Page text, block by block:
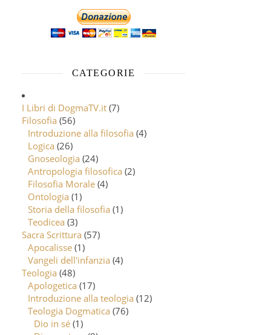
CATEGORIE
I Libri di DogmaTV.it (7)
Filosofia (56)
Introduzione alla filosofia (4)
Logica (26)
Gnoseologia (24)
Antropologia filosofica (2)
Filosofia Morale (4)
Ontologia (1)
Storia della filosofia (1)
Teodicea (3)
Sacra Scrittura (57)
Apocalisse (1)
Vangeli dell'infanzia (4)
Teologia (48)
Apologetica (17)
Introduzione alla teologia (12)
Teologia Dogmatica (76)
Dio in sé (1)